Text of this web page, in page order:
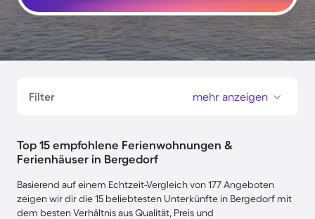
Filter mehr anzeigen
Top 15 empfohlene Ferienwohnungen &
Ferienhäuser in Bergedorf
Basierend auf einem Echtzeit-Vergleich von 177 Angeboten
zeigen wir dir die 15 beliebtesten Unterkünfte in Bergedorf mit
dem besten Verhältnis aus Qualität, Preis und